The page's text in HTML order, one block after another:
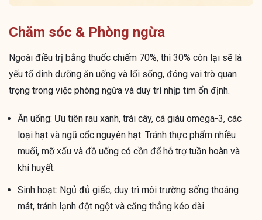
Chăm sóc & Phòng ngừa
Ngoài điều trị bằng thuốc chiếm 70%, thì 30% còn lại sẽ là
yếu tố dinh dưỡng ăn uống và lối sống, đóng vai trò quan
trọng trong việc phòng ngừa và duy trì nhịp tim ổn định.
Ăn uống: Ưu tiên rau xanh, trái cây, cá giàu omega-3, các
loại hạt và ngũ cốc nguyên hạt. Tránh thực phẩm nhiều
muối, mỡ xấu và đồ uống có cồn để hỗ trợ tuần hoàn và
khí huyết.
Sinh hoạt: Ngủ đủ giấc, duy trì môi trường sống thoáng
mát, tránh lạnh đột ngột và căng thẳng kéo dài.